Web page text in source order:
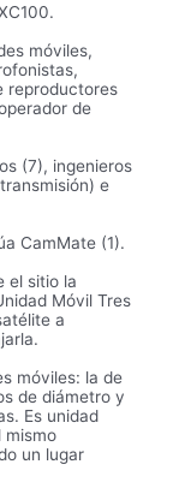
móviles,
reproductores
de
(7), ingenieros
e
CamMate (1).
el sitio la
Móvil Tres
a
móviles: la de
de diámetro y
Es unidad
mismo
un lugar